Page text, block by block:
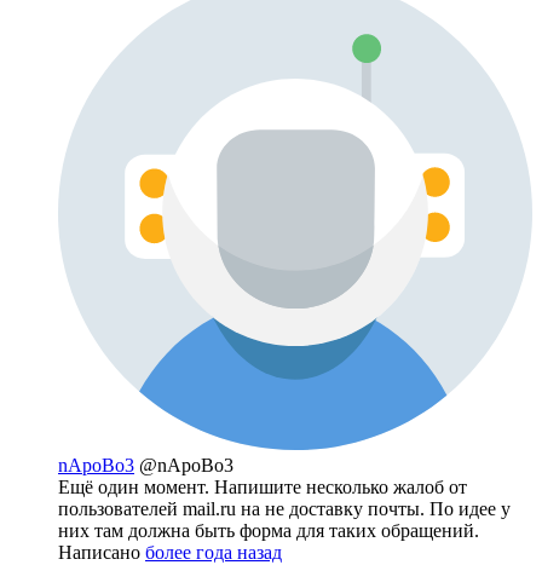
nApoBo3 @nApoBo3
Ещё один момент. Напишите несколько жалоб от
пользователей mail.ru на не доставку почты. По идее у
них там должна быть форма для таких обращений.
Написано более года назад